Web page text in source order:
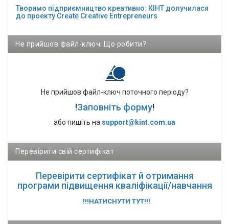
Творимо підприємництво креативно: КІНТ долучилася
до проекту Сreate Creative Entrepreneurs
Не прийшов файл-ключ. Що робити?
Не прийшов файл-ключ поточного періоду?
!Заповніть форму!
або пишіть на support@kint.com.ua
Перевірити свій сертифікат
Перевірити сертифікат й отримання
програми підвищення кваліфікації/навчання
!!!НАТИСНУТИ ТУТ!!!